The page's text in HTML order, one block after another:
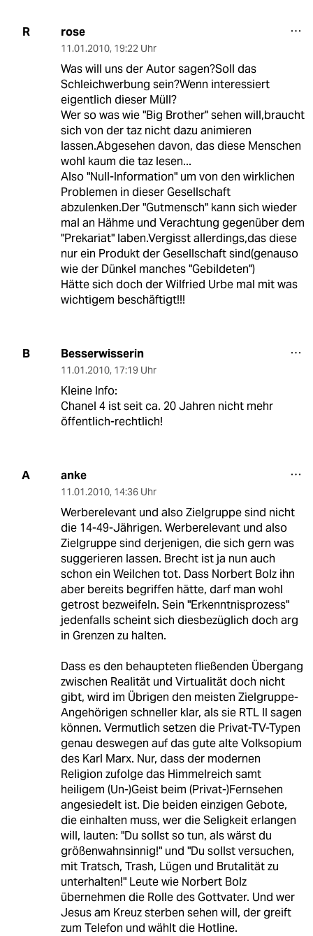
R rose
11.01.2010, 19:22 Uhr
Was will uns der Autor sagen?Soll das
Schleichwerbung sein?Wenn interessiert
eigentlich dieser Müll?
Wer so was wie "Big Brother" sehen will,braucht
sich von der taz nicht dazu animieren
lassen.Abgesehen davon, das diese Menschen
wohl kaum die taz lesen...
Also "Null-Information" um von den wirklichen
Problemen in dieser Gesellschaft
abzulenken.Der "Gutmensch" kann sich wieder
mal an Hähme und Verachtung gegenüber dem
"Prekariat" laben.Vergisst allerdings,das diese
nur ein Produkt der Gesellschaft sind(genauso
wie der Dünkel manches "Gebildeten")
Hätte sich doch der Wilfried Urbe mal mit was
wichtigem beschäftigt!!!
B Besserwisserin
11.01.2010, 17:19 Uhr
Kleine Info:
Chanel 4 ist seit ca. 20 Jahren nicht mehr
öffentlich-rechtlich!
A anke
11.01.2010, 14:36 Uhr
Werberelevant und also Zielgruppe sind nicht
die 14-49-Jährigen. Werberelevant und also
Zielgruppe sind derjenigen, die sich gern was
suggerieren lassen. Brecht ist ja nun auch
schon ein Weilchen tot. Dass Norbert Bolz ihn
aber bereits begriffen hätte, darf man wohl
getrost bezweifeln. Sein "Erkenntnisprozess"
jedenfalls scheint sich diesbezüglich doch arg
in Grenzen zu halten.
Dass es den behaupteten fließenden Übergang
zwischen Realität und Virtualität doch nicht
gibt, wird im Übrigen den meisten Zielgruppe-
Angehörigen schneller klar, als sie RTL II sagen
können. Vermutlich setzen die Privat-TV-Typen
genau deswegen auf das gute alte Volksopium
des Karl Marx. Nur, dass der modernen
Religion zufolge das Himmelreich samt
heiligem (Un-)Geist beim (Privat-)Fernsehen
angesiedelt ist. Die beiden einzigen Gebote,
die einhalten muss, wer die Seligkeit erlangen
will, lauten: "Du sollst so tun, als wärst du
größenwahnsinnig!" und "Du sollst versuchen,
mit Tratsch, Trash, Lügen und Brutalität zu
unterhalten!" Leute wie Norbert Bolz
übernehmen die Rolle des Gottvater. Und wer
Jesus am Kreuz sterben sehen will, der greift
zum Telefon und wählt die Hotline.